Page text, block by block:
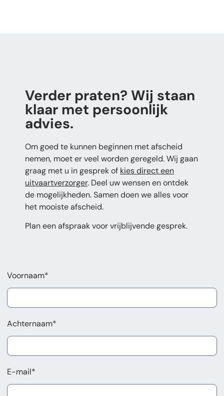
Verder praten? Wij staan
klaar met persoonlijk
advies.
Om goed te kunnen beginnen met afscheid
nemen, moet er veel worden geregeld. Wij gaan
graag met u in gesprek of kies direct een
uitvaartverzorger. Deel uw wensen en ontdek
de mogelijkheden. Samen doen we alles voor
het mooiste afscheid.
Plan een afspraak voor vrijblijvende gesprek.
Voornaam*
Achternaam*
E-mail*